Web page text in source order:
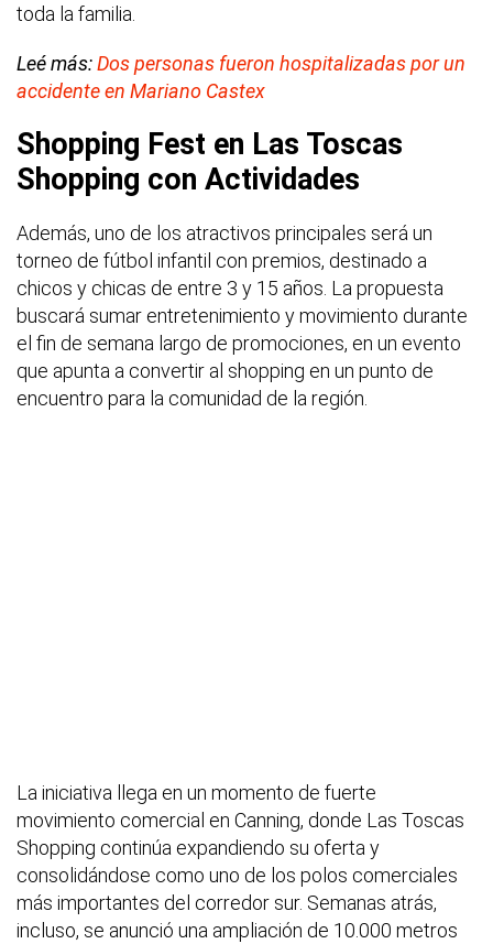
toda la familia.
Leé más:Dos personas fueron hospitalizadas por un
accidente en Mariano Castex
Shopping Fest en Las Toscas
Shopping con Actividades
Además, uno de los atractivos principales será un
torneo de fútbol infantil con premios, destinado a
chicos y chicas de entre 3 y 15 años. La propuesta
buscará sumar entretenimiento y movimiento durante
el fin de semana largo de promociones, en un evento
que apunta a convertir al shopping en un punto de
encuentro para la comunidad de la región.
La iniciativa llega en un momento de fuerte
movimiento comercial en Canning, donde Las Toscas
Shopping continúa expandiendo su oferta y
consolidándose como uno de los polos comerciales
más importantes del corredor sur. Semanas atrás,
incluso, se anunció una ampliación de 10.000 metros